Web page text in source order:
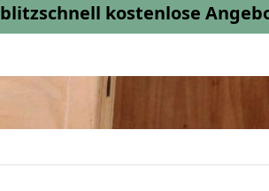
blitzschnell kostenlose